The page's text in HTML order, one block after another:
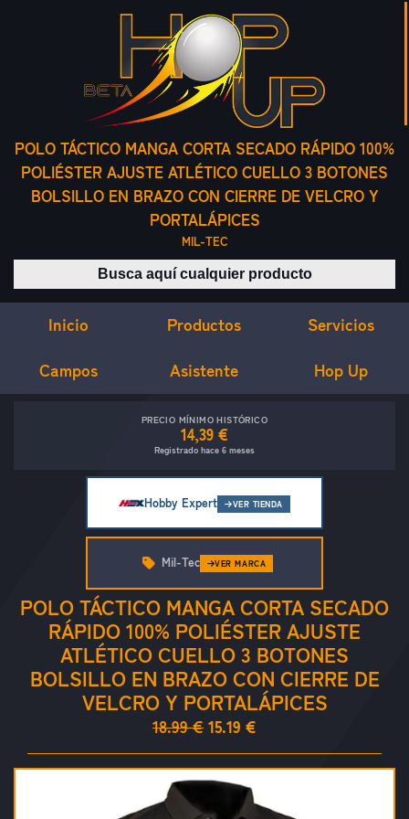
POLO TÁCTICO MANGA CORTA SECADO RÁPIDO 100%
POLIÉSTER AJUSTE ATLÉTICO CUELLO 3 BOTONES
BOLSILLO EN BRAZO CON CIERRE DE VELCRO Y
PORTALÁPICES
MIL-TEC
Buscar productos
Inicio Productos Servicios
Campos Asistente Hop Up
PRECIO MÍNIMO HISTÓRICO
14,39 €
Registrado hace 6 meses
Hobby Expert VER TIENDA
POLO TÁCTICO MANGA CORTA SECADO
RÁPIDO 100% POLIÉSTER AJUSTE
ATLÉTICO CUELLO 3 BOTONES
BOLSILLO EN BRAZO CON CIERRE DE
VELCRO Y PORTALÁPICES
18.99 € 15.19 €
Mil-Tec VER MARCA